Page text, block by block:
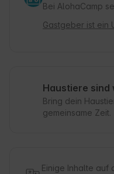
Bei AlohaCamp
Gastgeber ist ein
Haustiere sind
Bring dein
gemeinsame Zeit.
Einige Inhalte auf